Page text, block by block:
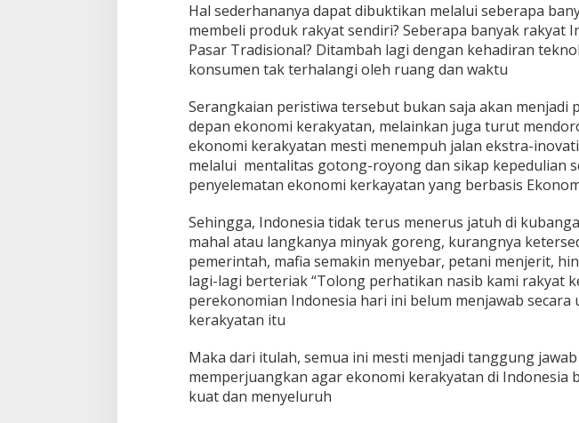
Hal sederhananya dapat dibuktikan melalui seberapa
membeli produk rakyat sendiri? Seberapa banyak rakyat
Pasar Tradisional? Ditambah lagi dengan kehadiran
konsumen tak terhalangi oleh ruang dan waktu
Serangkaian peristiwa tersebut bukan saja akan menjadi
depan ekonomi kerakyatan, melainkan juga turut
ekonomi kerakyatan mesti menempuh jalan ekstra-
melalui mentalitas gotong-royong dan sikap kepedulian
penyelematan ekonomi kerkayatan yang berbasis
Sehingga, Indonesia tidak terus menerus jatuh di
mahal atau langkanya minyak goreng, kurangnya
pemerintah, mafia semakin menyebar, petani menjerit,
lagi-lagi berteriak “Tolong perhatikan nasib kami rakyat
perekonomian Indonesia hari ini belum menjawab
kerakyatan itu
Maka dari itulah, semua ini mesti menjadi tanggung
memperjuangkan agar ekonomi kerakyatan di Indonesia
kuat dan menyeluruh